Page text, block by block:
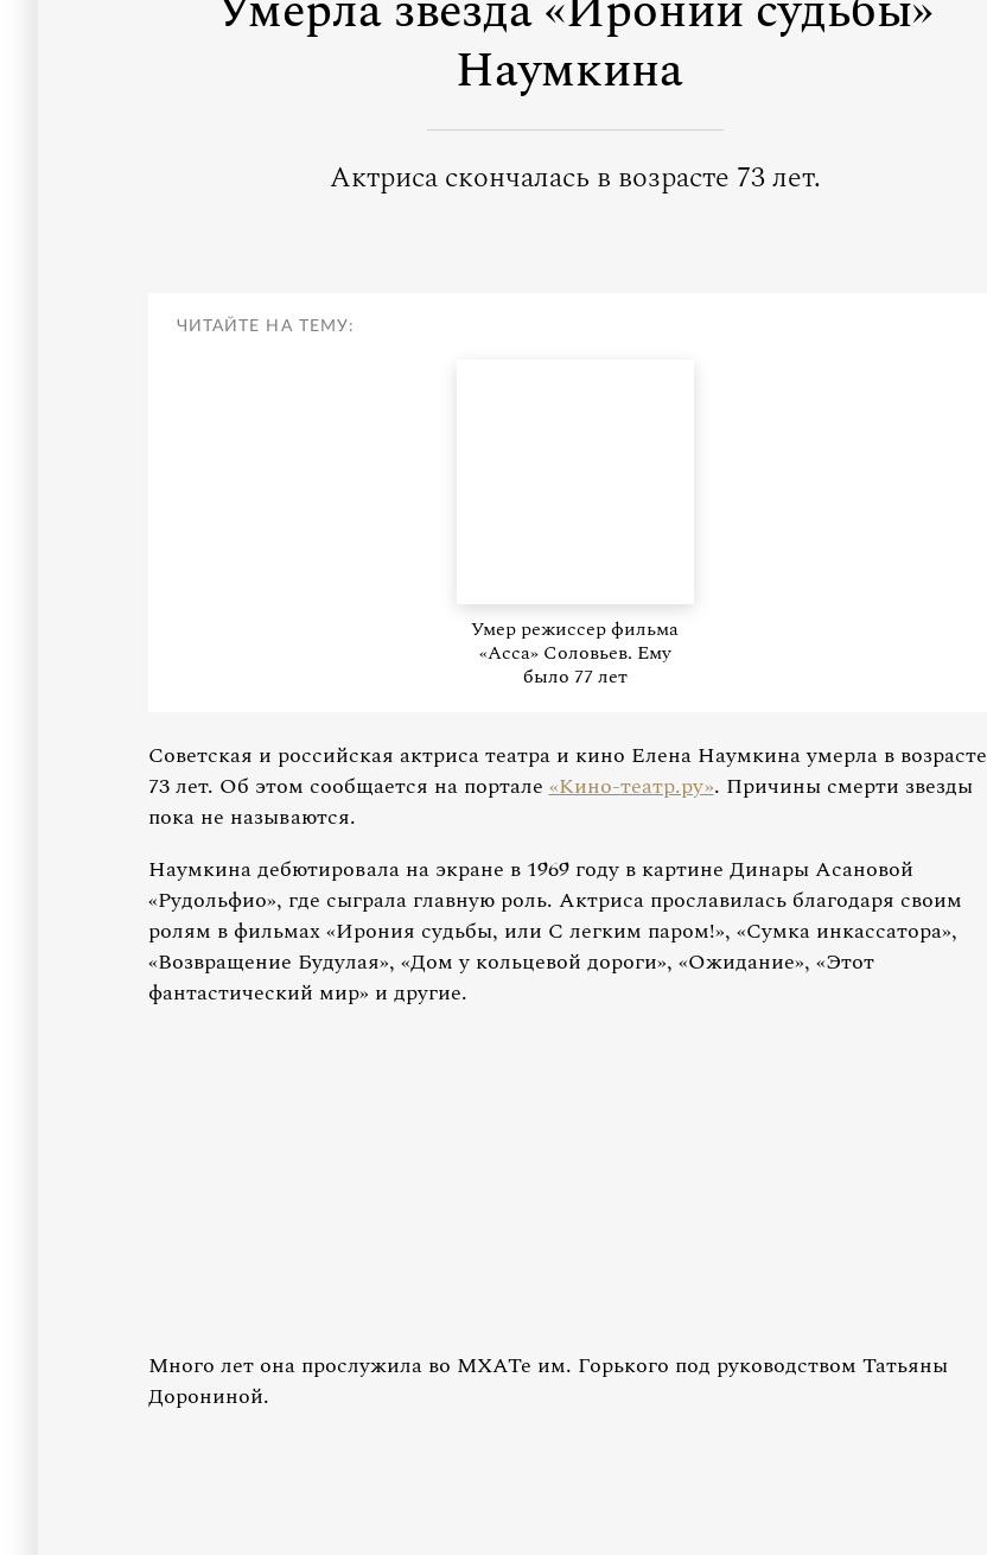
Наумкина
Актриса скончалась в возрасте 73 лет.
ЧИТАЙТЕ НА ТЕМУ:
Умер режиссер фильма
«Асса» Соловьев. Ему
было 77 лет
Советская и российская актриса театра и кино Елена Наумкина умерла в возрасте
73 лет. Об этом сообщается на портале«Кино-театр.ру». Причины смерти звезды
пока не называются.
Наумкина дебютировала на экране в 1969 году в картине Динары Асановой
«Рудольфио», где сыграла главную роль. Актриса прославилась благодаря своим
ролям в фильмах «Ирония судьбы, или С легким паром!», «Сумка инкассатора»,
«Возвращение Будулая», «Дом у кольцевой дороги», «Ожидание», «Этот
фантастический мир» и другие.
Много лет она прослужила во МХАТе им. Горького под руководством Татьяны
Дорониной.